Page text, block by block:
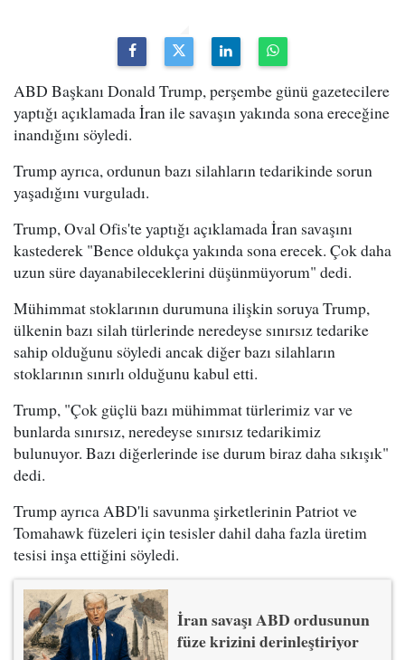
ABD Başkanı Donald Trump, perşembe günü gazetecilere
yaptığı açıklamada İran ile savaşın yakında sona ereceğine
inandığını söyledi.
Trump ayrıca, ordunun bazı silahların tedarikinde sorun
yaşadığını vurguladı.
Trump, Oval Ofis'te yaptığı açıklamada İran savaşını
kastederek "Bence oldukça yakında sona erecek. Çok daha
uzun süre dayanabileceklerini düşünmüyorum" dedi.
Mühimmat stoklarının durumuna ilişkin soruya Trump,
ülkenin bazı silah türlerinde neredeyse sınırsız tedarike
sahip olduğunu söyledi ancak diğer bazı silahların
stoklarının sınırlı olduğunu kabul etti.
Trump, "Çok güçlü bazı mühimmat türlerimiz var ve
bunlarda sınırsız, neredeyse sınırsız tedarikimiz
bulunuyor. Bazı diğerlerinde ise durum biraz daha sıkışık"
dedi.
Trump ayrıca ABD'li savunma şirketlerinin Patriot ve
Tomahawk füzeleri için tesisler dahil daha fazla üretim
tesisi inşa ettiğini söyledi.
İran savaşı ABD ordusunun
füze krizini derinleştiriyor